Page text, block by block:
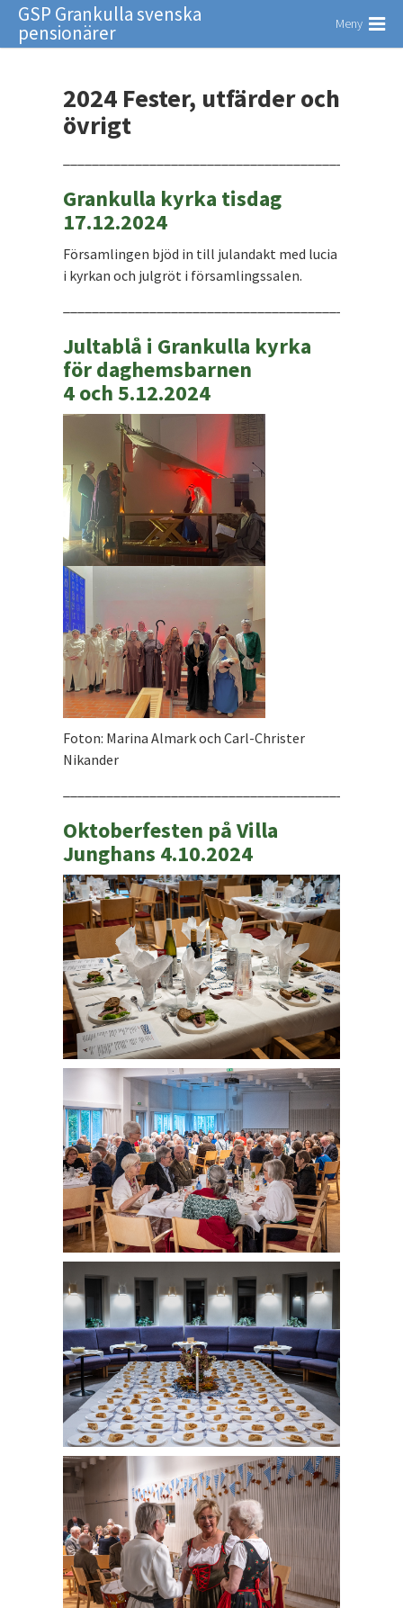
GSP Grankulla svenska
pensionärer Meny
2024 Fester, utfärder och
övrigt
Grankulla kyrka tisdag
17.12.2024
Församlingen bjöd in till julandakt med lucia
i kyrkan och julgröt i församlingssalen.
Jultablå i Grankulla kyrka
för daghemsbarnen
4 och 5.12.2024
Foton: Marina Almark och Carl-Christer
Nikander
Oktoberfesten på Villa
Junghans 4.10.2024